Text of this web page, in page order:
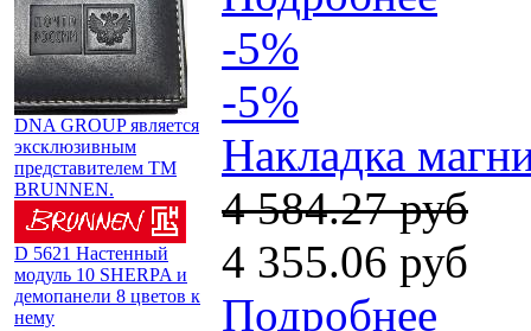
DNA GROUP является
эксклюзивным
представителем TM
BRUNNEN.
D 5621 Настенный
модуль 10 SHERPA и
демопанели 8 цветов к
нему
-5%
-5%
Накладка
4 584.27 руб
4 355.06 руб
Подробнее